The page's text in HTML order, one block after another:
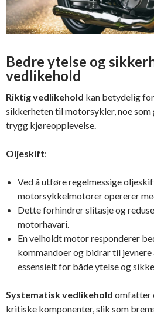
Bedre ytelse og
vedlikehold
Riktig vedlikehold kan betydelig
sikkerheten til motorsykler, noe
trygg kjøreopplevelse.
Oljeskift:
Ved å utføre regelmessige
motorsykkelmotorer opererer
Dette forhindrer slitasje og
motorhavari.
En velholdt motor responderer
kommandoer og bidrar til jevnere
essensielt for både ytelse og
Systematisk vedlikehold omfatter
kritiske komponenter, slik som